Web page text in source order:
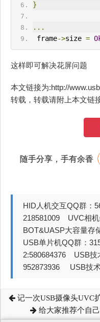
}
...
frame->size =
这样即可解决花屏问题
本文链接为:http://
转载，转载请附上本文链接
随手分享，手有余香
HID人机交互QQ群：
218581009 UVC相
BOT&UASP大容量
USB单片机QQ群：
2:580684376 USB技
952873936 USB技术
记一次USB摄像头UVC
给大家推荐个自